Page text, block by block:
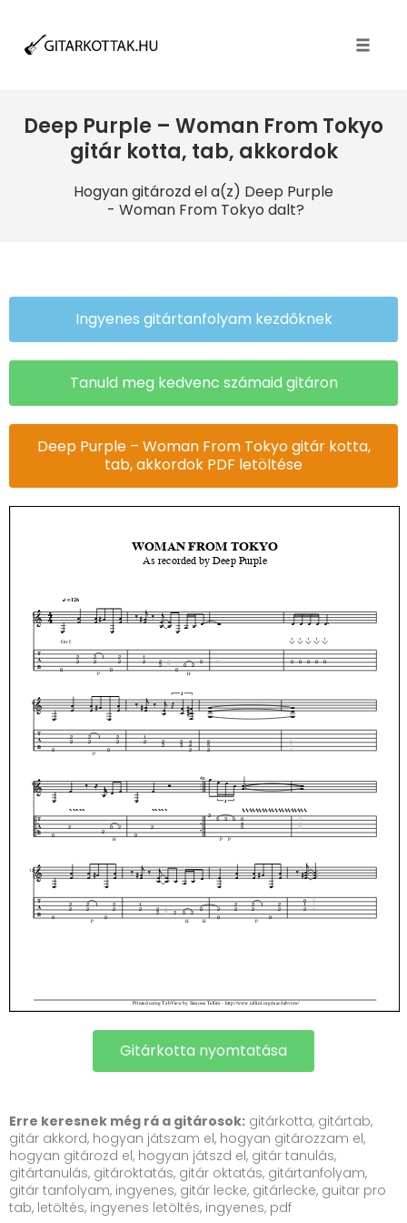
Deep Purple – Woman From Tokyo
gitár kotta, tab, akkordok
Hogyan gitározd el a(z) Deep Purple
- Woman From Tokyo dalt?
Ingyenes gitártanfolyam kezdőknek
Tanuld meg kedvenc számaid gitáron
Deep Purple – Woman From Tokyo gitár kotta,
tab, akkordok PDF letöltése
Gitárkotta nyomtatása
Erre keresnek még rá a gitárosok: gitárkotta, gitártab,
gitár akkord, hogyan játszam el, hogyan gitározzam el,
hogyan gitározd el, hogyan játszd el, gitár tanulás,
gitártanulás, gitároktatás, gitár oktatás, gitártanfolyam,
gitár tanfolyam, ingyenes, gitár lecke, gitárlecke, guitar pro
tab, letöltés, ingyenes letöltés, ingyenes, pdf